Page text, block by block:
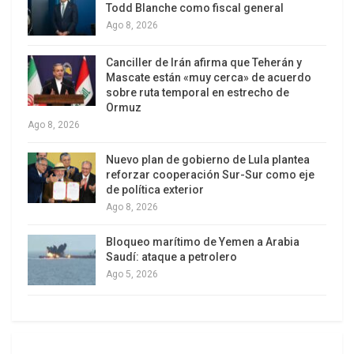
en solo tres meses de gobierno el vínculo entre el
presidente y su vicepresidenta Victoria Villarruel,
parece haber llegado a un punto sin retorno, y
contra ella Javier Milei lanzó su ejército de trolls:
algunos pidieron “colgarla en Plaza de Mayo”, por
haber convocado a una sesión del Senado para
(DNU).
Todd Blanche como fiscal general
Ago 8, 2026
Canciller de Irán afirma que Teherán y
Mascate están «muy cerca» de acuerdo
sobre ruta temporal en estrecho de
Ormuz
Ago 8, 2026
Nuevo plan de gobierno de Lula plantea
reforzar cooperación Sur-Sur como eje
de política exterior
Ago 8, 2026
Bloqueo marítimo de Yemen a Arabia
Saudí: ataque a petrolero
Ago 5, 2026